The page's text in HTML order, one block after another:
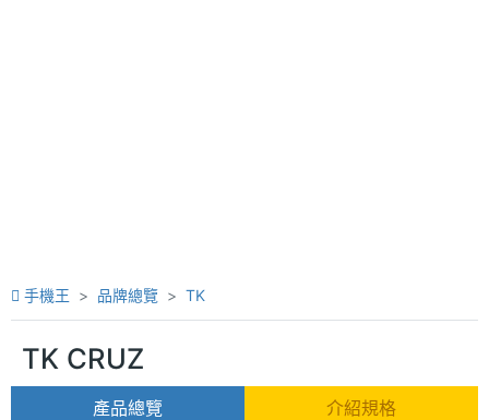
手機王 品牌總覽 TK
TK CRUZ
產品總覽 介紹規格